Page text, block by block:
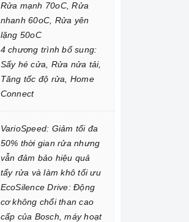
Rửa mạnh 70oC, Rửa
nhanh 60oC, Rửa yên
lặng 50oC
4 chương trình bổ sung:
Sấy hé cửa, Rửa nửa tải,
Tăng tốc độ rửa, Home
Connect
VarioSpeed: Giảm tối đa
50% thời gian rửa nhưng
vẫn đảm bảo hiệu quả
tẩy rửa và làm khô tối ưu
EcoSilence Drive: Động
cơ không chổi than cao
cấp của Bosch, máy hoạt